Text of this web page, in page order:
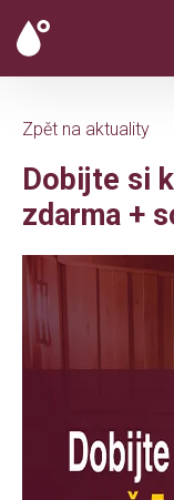
Zpět na aktuality
Dobijte si
zdarma +